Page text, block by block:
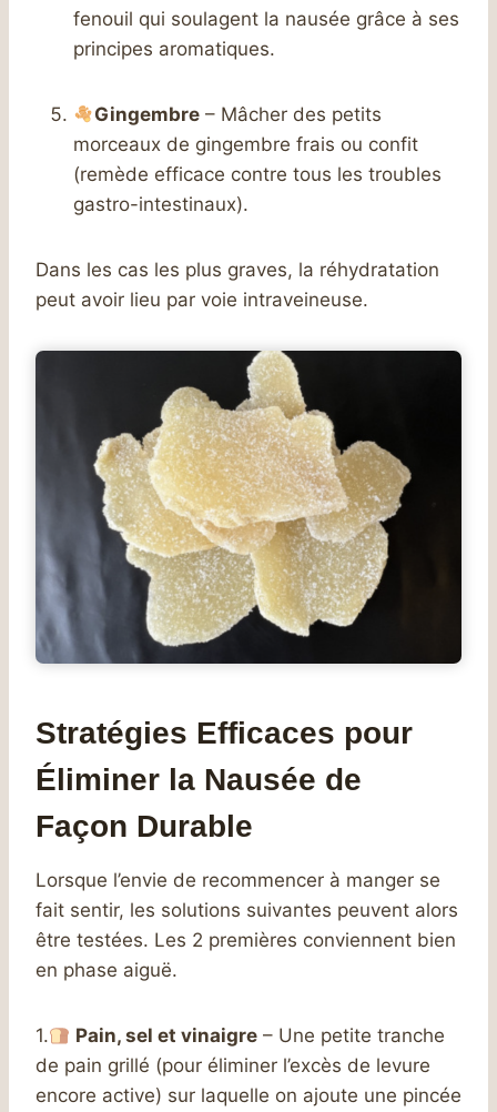
fenouil qui soulagent la nausée grâce à ses
principes aromatiques.
Gingembre – Mâcher des petits
morceaux de gingembre frais ou confit
(remède efficace contre tous les troubles
gastro-intestinaux).
Dans les cas les plus graves, la réhydratation
peut avoir lieu par voie intraveineuse.
Stratégies Efficaces pour
Éliminer la Nausée de
Façon Durable
Lorsque l’envie de recommencer à manger se
fait sentir, les solutions suivantes peuvent alors
être testées. Les 2 premières conviennent bien
en phase aiguë.
1. Pain, sel et vinaigre – Une petite tranche
de pain grillé (pour éliminer l’excès de levure
encore active) sur laquelle on ajoute une pincée